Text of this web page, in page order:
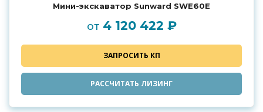
Мини-экскаватор Sunward SWE60E
от 4 120 422 ₽
ЗАПРОСИТЬ КП
РАССЧИТАТЬ ЛИЗИНГ